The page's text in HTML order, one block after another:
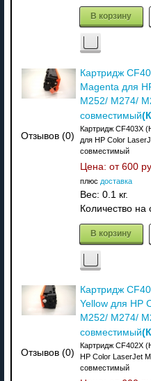
В корзину
Отзывов (0)
Картридж
Magenta для
M252/ M274/
совместимый
Картридж CF403X
для HP Color
совместимый
Цена: от 600
плюс доставка
Вес: 0.1 кг.
Количество на
В корзину
Отзывов (0)
Картридж
Yellow для HP
M252/ M274/
совместимый
Картридж CF402X
HP Color LaserJet
совместимый